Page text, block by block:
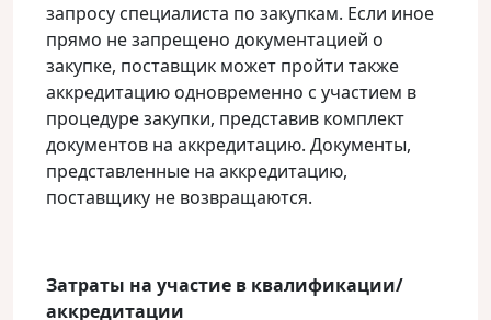
запросу специалиста по закупкам. Если иное
прямо не запрещено документацией о
закупке, поставщик может пройти также
аккредитацию одновременно с участием в
процедуре закупки, представив комплект
документов на аккредитацию. Документы,
представленные на аккредитацию,
поставщику не возвращаются.
Затраты на участие в квалификации/
аккредитации